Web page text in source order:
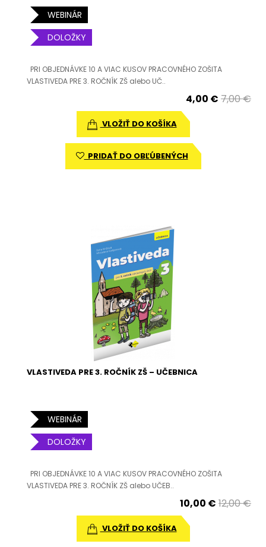
WEBINÁR
DOLOŽKY
PRI OBJEDNÁVKE 10 A VIAC KUSOV PRACOVNÉHO ZOŠITA
VLASTIVEDA PRE 3. ROČNÍK ZŠ alebo UČ..
4,00 € 7,00 €
VLOŽIŤ DO KOŠÍKA
PRIDAŤ DO OBĽÚBENÝCH
VLASTIVEDA PRE 3. ROČNÍK ZŠ – UČEBNICA
WEBINÁR
DOLOŽKY
PRI OBJEDNÁVKE 10 A VIAC KUSOV PRACOVNÉHO ZOŠITA
VLASTIVEDA PRE 3. ROČNÍK ZŠ alebo UČEB..
10,00 € 12,00 €
VLOŽIŤ DO KOŠÍKA